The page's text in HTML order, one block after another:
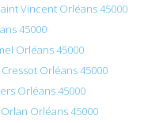
Vincent Orléans 45000
45000
Orléans 45000
Orléans 45000
Orléans 45000
Orléans 45000